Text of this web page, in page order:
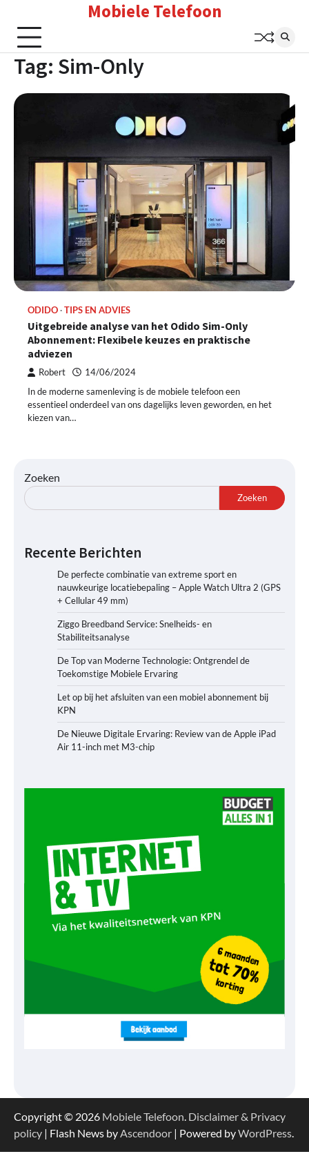
content
Mobiele Telefoon
Tag: Sim-Only
ODIDO TIPS EN ADVIES
Uitgebreide analyse van het Odido Sim-Only
Abonnement: Flexibele keuzes en praktische
adviezen
Robert 14/06/2024
In de moderne samenleving is de mobiele telefoon een
essentieel onderdeel van ons dagelijks leven geworden, en het
kiezen van…
Zoeken
Zoeken
Recente Berichten
De perfecte combinatie van extreme sport en
nauwkeurige locatiebepaling – Apple Watch Ultra 2 (GPS
+ Cellular 49 mm)
Ziggo Breedband Service: Snelheids- en
Stabiliteitsanalyse
De Top van Moderne Technologie: Ontgrendel de
Toekomstige Mobiele Ervaring
Let op bij het afsluiten van een mobiel abonnement bij
KPN
De Nieuwe Digitale Ervaring: Review van de Apple iPad
Air 11-inch met M3-chip
Copyright © 2026 Mobiele Telefoon. Disclaimer & Privacy
policy | Flash News byAscendoor | Powered byWordPress.